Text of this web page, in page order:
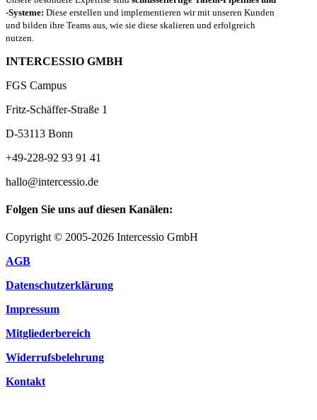
-Systeme: Diese erstellen und implementieren wir mit unseren Kunden
und bilden ihre Teams aus, wie sie diese skalieren und erfolgreich
nutzen.
INTERCESSIO GMBH
FGS Campus
Fritz-Schäffer-Straße 1
D-53113 Bonn
+49-228-92 93 91 41
hallo@intercessio.de
Folgen Sie uns auf diesen Kanälen:
Copyright © 2005-2026 Intercessio GmbH
AGB
Datenschutzerklärung
Impressum
Mitgliederbereich
Widerrufsbelehrung
Kontakt